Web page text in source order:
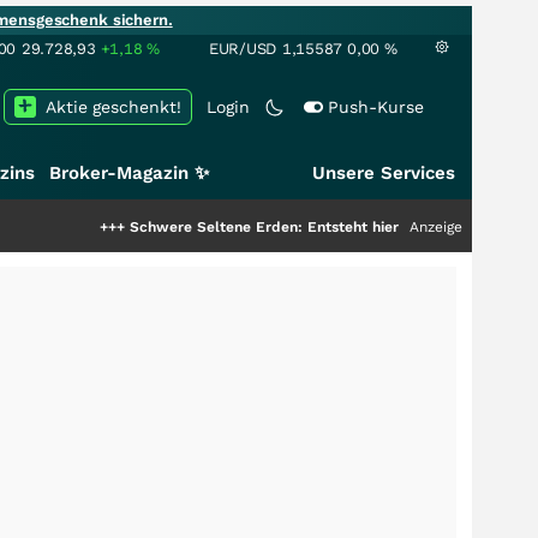
sichern.
29.728,93 +1,18% EUR/USD 1,15587 0,00 %
Login Push-Kurse
Aktie geschenkt!
Broker-Magazin ✨ Unsere Services
Schwere Seltene Erden: Entsteht hier die nächste Milliardenstory?
Anzeige